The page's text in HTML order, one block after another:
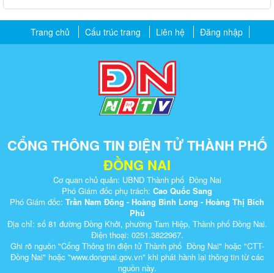
Trang chủ Cấu trúc trang Liên hệ Đăng nhập
CỔNG THÔNG TIN ĐIỆN TỬ THÀNH PHỐ
ĐỒNG NAI
Cơ quan chủ quản: UBND Thành phố Đồng Nai
Phó Giám đốc phụ trách: Cao Quốc Sang
Phó Giám đốc: Trần Nam Đông - Hoàng Bình Long - Hoàng Thị Bích
Phú
Địa chỉ: số 81 đường Đồng Khởi, phường Tam Hiệp, Thành phố Đồng Nai.
Điện thoại: 0251.3822967.
Ghi rõ nguồn "Cổng Thông tin điện tử Thành phố Đồng Nai" hoặc "CTT-
Đồng Nai" hoặc "www.dongnai.g​ov.vn" khi ​phát hành lại thông tin từ các
nguồn này.​